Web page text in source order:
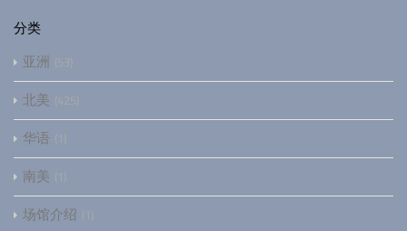
分类
亚洲 53
北美 425
华语 1
南美 1
场馆介绍 1